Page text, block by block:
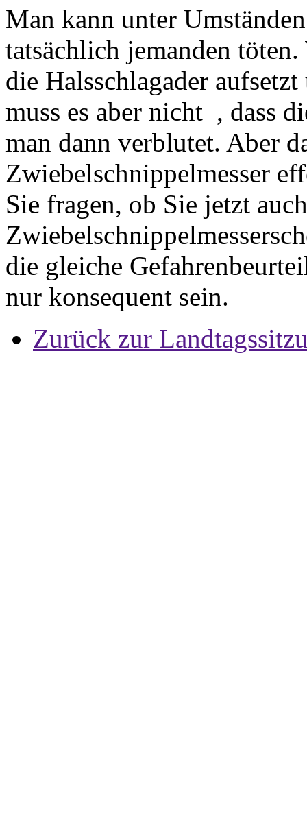
Man kann unter
tatsächlich jemanden
die Halsschlagader
muss es aber nicht , dass
man dann verblutet. Aber
Zwiebelschnippelmesser
Sie fragen, ob Sie jetzt
die gleiche
nur konsequent sein.
Zurück zur